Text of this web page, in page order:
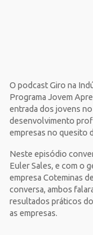
O podcast Giro na
Programa Jovem
entrada dos jovens
desenvolvimento
empresas no quesito
Neste episódio
Euler Sales, e com o
empresa Coteminas
conversa, ambos
resultados práticos
as empresas.